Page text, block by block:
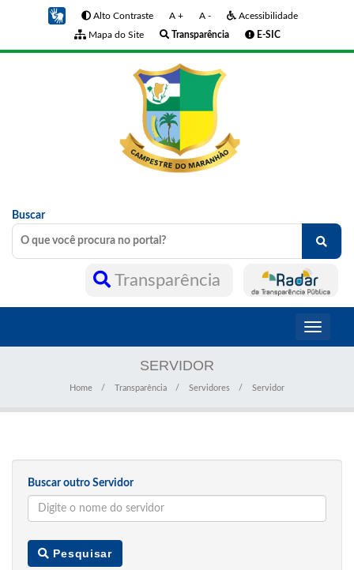
Alto Contraste A + A -
Acessibilidade
Mapa do Site
Transparência E-SIC
Buscar
Transparência
Toggle
SERVIDOR
Home Transparência Servidores Servidor
Buscar outro Servidor
Pesquisar